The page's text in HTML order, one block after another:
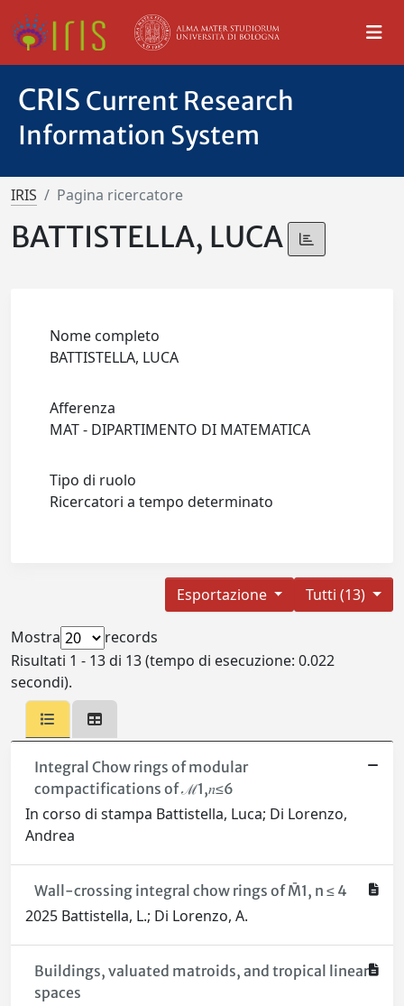
CRIS Current Research
Information System
IRIS Pagina ricercatore
BATTISTELLA, LUCA
Nome completo
BATTISTELLA, LUCA
Afferenza
MAT - DIPARTIMENTO DI MATEMATICA
Tipo di ruolo
Ricercatori a tempo determinato
Tutti (13)
Esportazione
Mostra
records
Risultati 1 - 13 di 13 (tempo di esecuzione: 0.022
secondi).
Integral Chow rings of modular
compactifications of ℳ1,𝑛≤6
In corso di stampa Battistella, Luca; Di Lorenzo,
Andrea
Wall-crossing integral chow rings of M̄1, n ≤ 4
2025 Battistella, L.; Di Lorenzo, A.
Buildings, valuated matroids, and tropical linear
spaces